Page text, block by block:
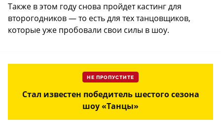
Также в этом году снова пройдет кастинг для
второгодников — то есть для тех танцовщиков,
которые уже пробовали свои силы в шоу.
НЕ ПРОПУСТИТЕ
Стал известен победитель шестого сезона
шоу «Танцы»